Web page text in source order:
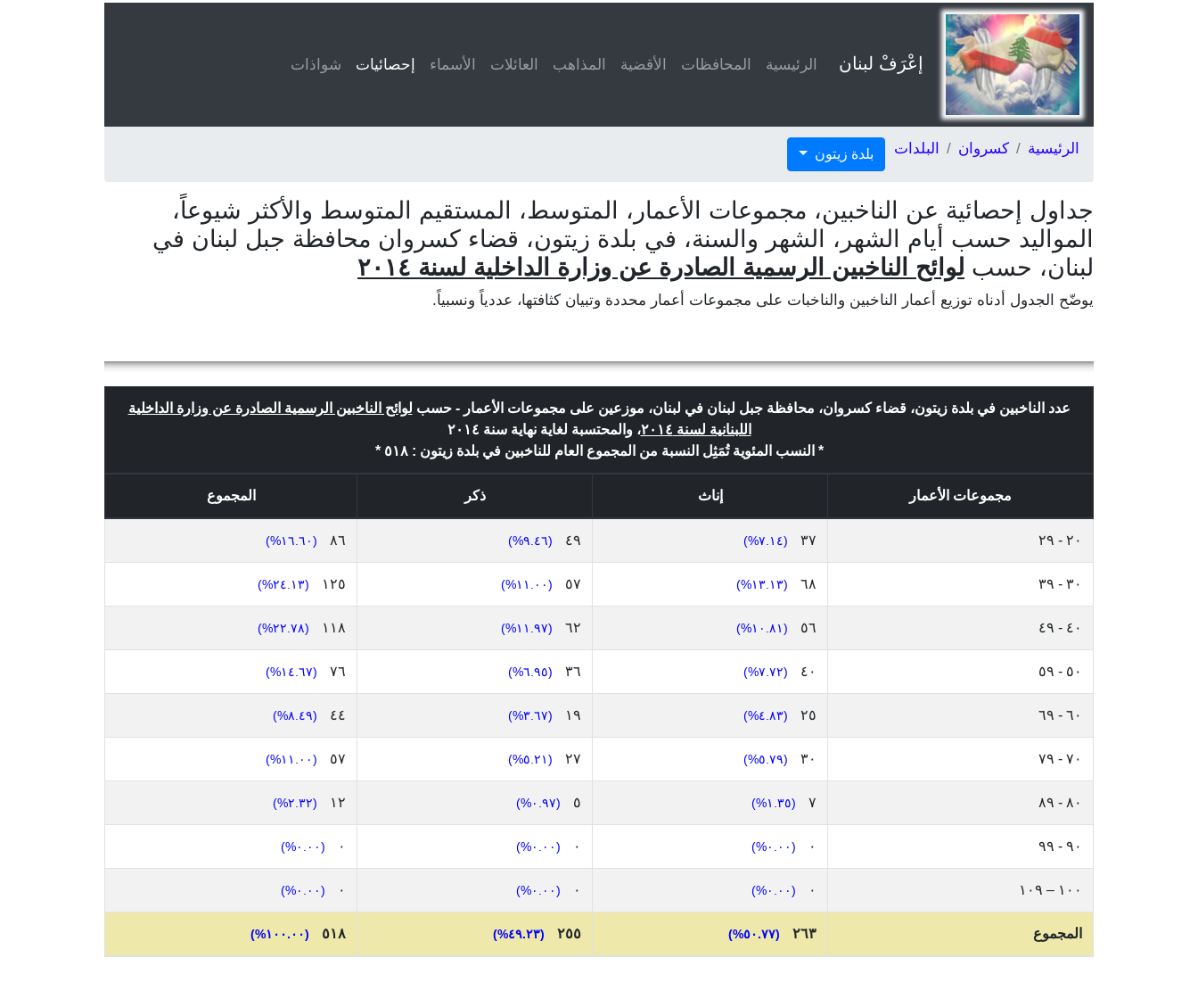
إعْرَفْ لبنان الرئيسية المحافظات الأقضية المذاهب العائلات الأسماء إحصائيات شواذات
الرئيسية كسروان البلدات بلدة زيتون
جداول إحصائية عن الناخبين، مجموعات الأعمار، المتوسط، المستقيم المتوسط والأكثر شيوعاً،
المواليد حسب أيام الشهر، الشهر والسنة، في بلدة زيتون، قضاء كسروان محافظة جبل لبنان في
لبنان، حسب لوائح الناخبين الرسمية الصادرة عن وزارة الداخلية لسنة ٢٠١٤
يوضّح الجدول أدناه توزيع أعمار الناخبين والناخبات على مجموعات أعمار محددة وتبيان كثافتها، عددياً ونسبياً.
عدد الناخبين في بلدة زيتون، قضاء كسروان، محافظة جبل لبنان في لبنان، موزعين على مجموعات الأعمار - حسب لوائح الناخبين الرسمية الصادرة عن وزارة الداخلية
اللبنانية لسنة ٢٠١٤
، والمحتسبة لغاية نهاية سنة ٢٠١٤
* النسب المئوية تُمَثِل النسبة من المجموع العام للناخبين في بلدة زيتون : ٥١٨ *
مجموعات الأعمار إناث ذكر المجموع
٢٠ - ٢٩ ٣٧ (٧.١٤%) ٤٩ (٩.٤٦%) ٨٦ (١٦.٦٠%)
٣٠ - ٣٩ ٦٨ (١٣.١٣%) ٥٧ (١١.٠٠%) ١٢٥ (٢٤.١٣%)
٤٠ - ٤٩ ٥٦ (١٠.٨١%) ٦٢ (١١.٩٧%) ١١٨ (٢٢.٧٨%)
٥٠ - ٥٩ ٤٠ (٧.٧٢%) ٣٦ (٦.٩٥%) ٧٦ (١٤.٦٧%)
٦٠ - ٦٩ ٢٥ (٤.٨٣%) ١٩ (٣.٦٧%) ٤٤ (٨.٤٩%)
٧٠ - ٧٩ ٣٠ (٥.٧٩%) ٢٧ (٥.٢١%) ٥٧ (١١.٠٠%)
٨٠ - ٨٩ ٧ (١.٣٥%) ٥ (٠.٩٧%) ١٢ (٢.٣٢%)
٩٠ - ٩٩ ٠ (٠.٠٠%) ٠ (٠.٠٠%) ٠ (٠.٠٠%)
١٠٠ – ١٠٩ ٠ (٠.٠٠%) ٠ (٠.٠٠%) ٠ (٠.٠٠%)
المجموع ٢٦٣ (٥٠.٧٧%) ٢٥٥ (٤٩.٢٣%) ٥١٨ (١٠٠.٠٠%)